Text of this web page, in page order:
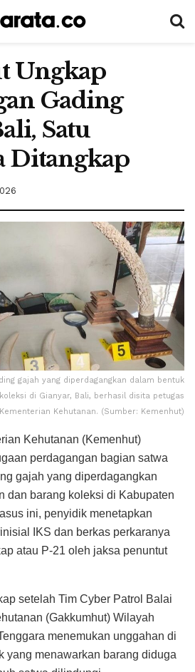
Ungkap
Gading
Satu
Ditangkap
gajah yang diperdagangkan dalam bentuk
di Gianyar, Bali, berhasil disita petugas
Kementerian Kehutanan. (Sumber: Kemenhut)
Kehutanan (Kemenhut)
perdagangan bagian satwa
gajah yang diperdagangkan
dan barang koleksi di Kabupaten
ini, penyidik menetapkan
IKS dan berkas perkaranya
atau P-21 oleh jaksa penuntut
setelah Tim Cyber Patrol Balai
(Gakkumhut) Wilayah
menemukan unggahan di
yang menawarkan barang diduga